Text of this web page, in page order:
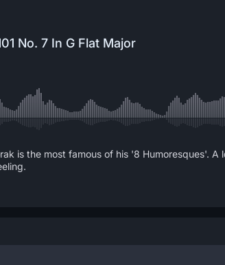
No. 7 In G Flat Major
is the most famous of his '8 Humoresques'.